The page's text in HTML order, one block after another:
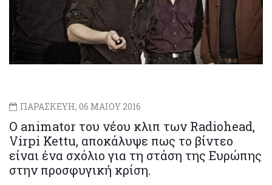
ΠΑΡΑΣΚΕΥΗ, 06 ΜΑΙΟΥ 2016
Ο animator του νέου κλιπ των Radiohead,
Virpi Kettu, αποκάλυψε πως το βίντεο
είναι ένα σχόλιο για τη στάση της Ευρώπης
στην προσφυγική κρίση.